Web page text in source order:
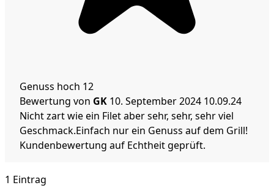
Genuss hoch 12
Bewertung von GK 10. September 2024 10.09.24
Nicht zart wie ein Filet aber sehr, sehr, sehr viel
Geschmack.Einfach nur ein Genuss auf dem Grill!
Kundenbewertung auf Echtheit geprüft.
1 Eintrag